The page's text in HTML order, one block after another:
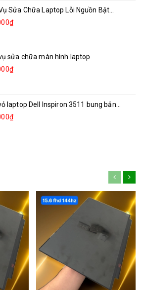
Sửa Chữa Laptop Lỗi Nguồn Bật...
sửa chữa màn hình laptop
laptop Dell Inspiron 3511 bung bản...